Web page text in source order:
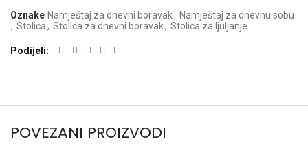
Oznake Namještaj za dnevni boravak, Namještaj za dnevnu sobu
, Stolica, Stolica za dnevni boravak, Stolica za ljuljanje
Podijeli
POVEZANI PROIZVODI